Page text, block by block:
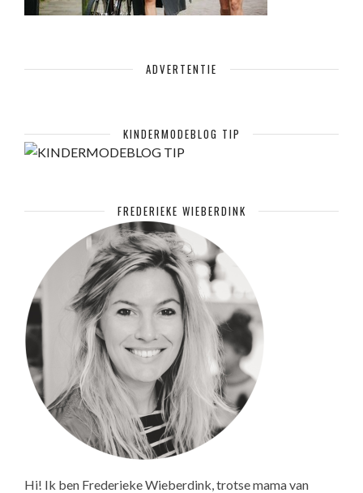
ADVERTENTIE
KINDERMODEBLOG TIP
FREDERIEKE WIEBERDINK
Hi! Ik ben Frederieke Wieberdink, trotse mama van